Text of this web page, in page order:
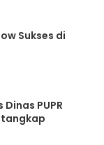
Sukses di
PUPR